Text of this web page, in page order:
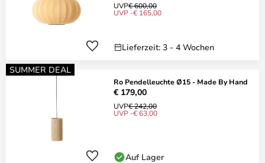
UVP€ 600,00
UVP -€ 165,00
Lieferzeit: 3 - 4 Wochen
SUMMER DEAL
Ro Pendelleuchte Ø15 - Made By Hand
€ 179,00
UVP€ 242,00
UVP -€ 63,00
Auf Lager